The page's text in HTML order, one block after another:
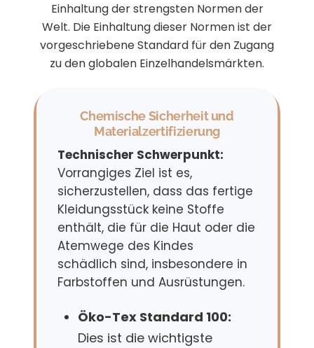
Einhaltung der strengsten Normen der
Welt. Die Einhaltung dieser Normen ist der
vorgeschriebene Standard für den Zugang
zu den globalen Einzelhandelsmärkten.
Chemische Sicherheit und
Materialzertifizierung
Technischer Schwerpunkt:
Vorrangiges Ziel ist es,
sicherzustellen, dass das fertige
Kleidungsstück keine Stoffe
enthält, die für die Haut oder die
Atemwege des Kindes
schädlich sind, insbesondere in
Farbstoffen und Ausrüstungen.
Öko-Tex Standard 100:
Dies ist die wichtigste